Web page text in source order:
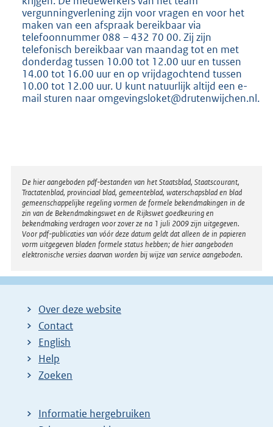
vergunningverlening zijn voor vragen en voor het
maken van een afspraak bereikbaar via
telefoonnummer 088 – 432 70 00. Zij zijn
telefonisch bereikbaar van maandag tot en met
donderdag tussen 10.00 tot 12.00 uur en tussen
14.00 tot 16.00 uur en op vrijdagochtend tussen
10.00 tot 12.00 uur. U kunt natuurlijk altijd een e-
mail sturen naar omgevingsloket@drutenwijchen.nl.
Disclaimer
De hier aangeboden pdf-bestanden van het Staatsblad, Staatscourant,
Tractatenblad, provinciaal blad, gemeenteblad, waterschapsblad en blad
gemeenschappelijke regeling vormen de formele bekendmakingen in de
zin van de Bekendmakingswet en de Rijkswet goedkeuring en
bekendmaking verdragen voor zover ze na 1 juli 2009 zijn uitgegeven.
Voor pdf-publicaties van vóór deze datum geldt dat alleen de in papieren
vorm uitgegeven bladen formele status hebben; de hier aangeboden
elektronische versies daarvan worden bij wijze van service aangeboden.
Over deze website
Contact
English
Help
Zoeken
Informatie hergebruiken